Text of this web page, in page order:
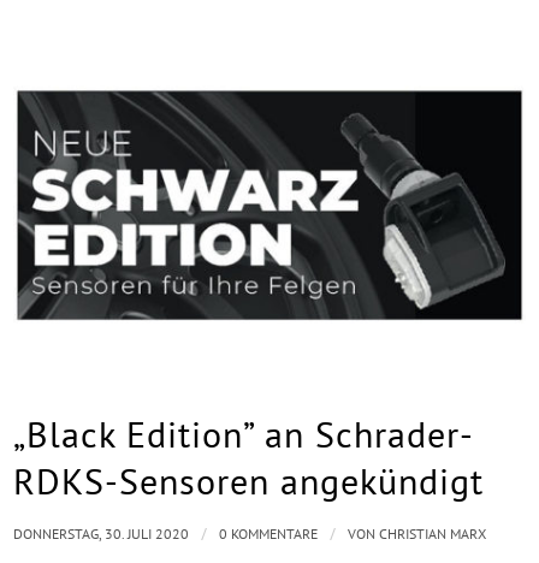
„Black Edition” an Schrader-
RDKS-Sensoren angekündigt
DONNERSTAG, 30. JULI 2020 / 0 KOMMENTARE / VONCHRISTIAN MARX